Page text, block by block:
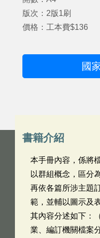
版次：2版1刷
價格：工本費$136
國
書籍介紹
本手冊內容，係將
以群組概念，區分
再依各篇所涉主題
範，並輔以圖示及
其內容分述如下：
業、編訂機關檔案